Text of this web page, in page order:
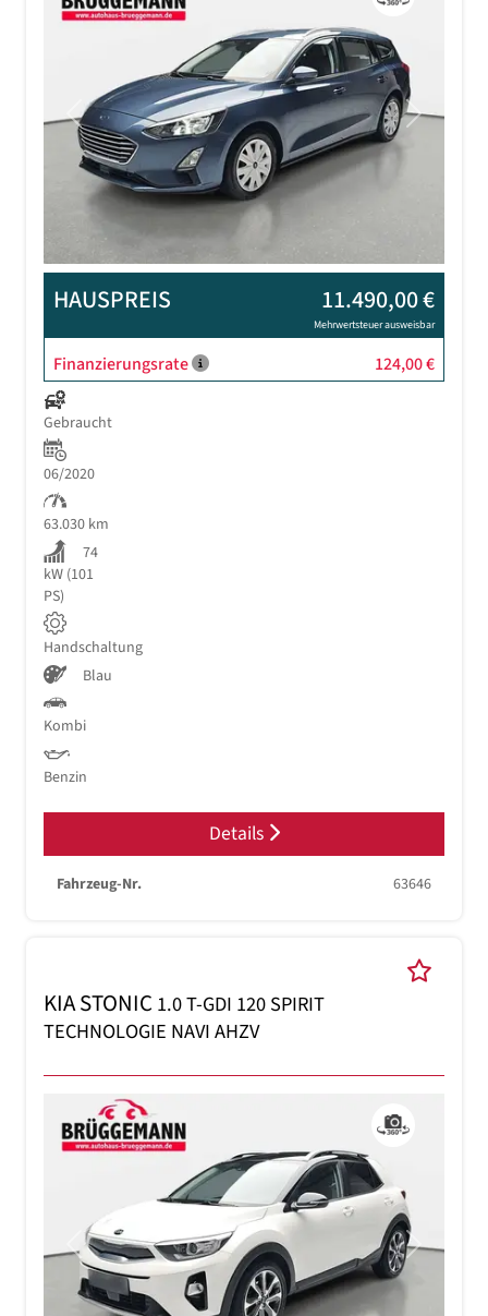
Previous Next
HAUSPREIS 11.490,00 €
Mehrwertsteuer ausweisbar
Finanzierungsrate 124,00 €
Gebraucht
06/2020
63.030 km
74
kW (101
PS)
Handschaltung
Blau
Kombi
Benzin
Details
Fahrzeug-Nr. 63646
KIA STONIC 1.0 T-GDI 120 SPIRIT
TECHNOLOGIE NAVI AHZV
Previous Next